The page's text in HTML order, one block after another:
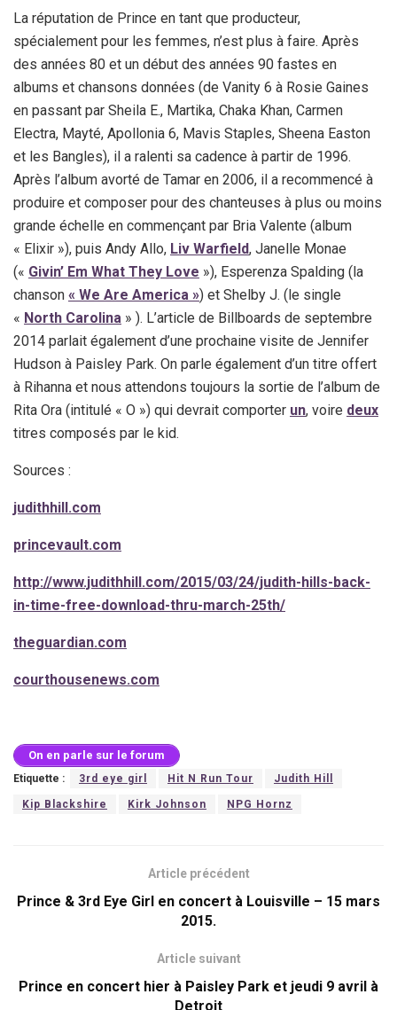
La réputation de Prince en tant que producteur,
spécialement pour les femmes, n’est plus à faire. Après
des années 80 et un début des années 90 fastes en
albums et chansons données (de Vanity 6 à Rosie Gaines
en passant par Sheila E., Martika, Chaka Khan, Carmen
Electra, Mayté, Apollonia 6, Mavis Staples, Sheena Easton
et les Bangles), il a ralenti sa cadence à partir de 1996.
Après l’album avorté de Tamar en 2006, il a recommencé à
produire et composer pour des chanteuses à plus ou moins
grande échelle en commençant par Bria Valente (album
« Elixir »), puis Andy Allo, Liv Warfield, Janelle Monae
(« Givin’ Em What They Love »), Esperenza Spalding (la
chanson « We Are America ») et Shelby J. (le single
« North Carolina » ). L’article de Billboards de septembre
2014 parlait également d’une prochaine visite de Jennifer
Hudson à Paisley Park. On parle également d’un titre offert
à Rihanna et nous attendons toujours la sortie de l’album de
Rita Ora (intitulé « O ») qui devrait comporter un, voire deux
titres composés par le kid.
Sources :
judithhill.com
princevault.com
http://www.judithhill.com/2015/03/24/judith-hills-back-
in-time-free-download-thru-march-25th/
theguardian.com
courthousenews.com
On en parle sur le forum
Etiquette : 3rd eye girl Hit N Run Tour Judith Hill
Kip Blackshire Kirk Johnson NPG Hornz
Article précédent
Prince & 3rd Eye Girl en concert à Louisville – 15 mars
2015.
Article suivant
Prince en concert hier à Paisley Park et jeudi 9 avril à
Detroit